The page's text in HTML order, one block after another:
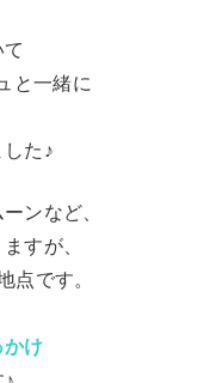
と一緒に
た♪
ンなど、
すが、
点です。
かけ